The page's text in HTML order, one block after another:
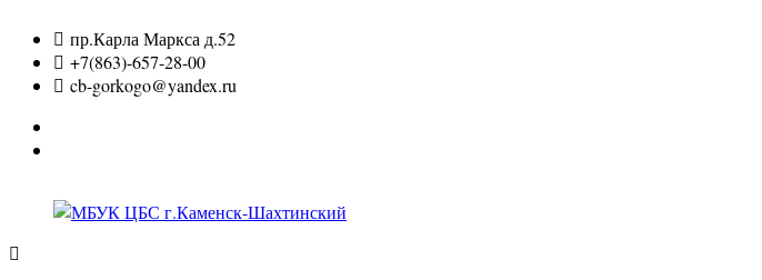
содержимому
пр.Карла Маркса д.52
+7(863)-657-28-00
cb-gorkogo@yandex.ru